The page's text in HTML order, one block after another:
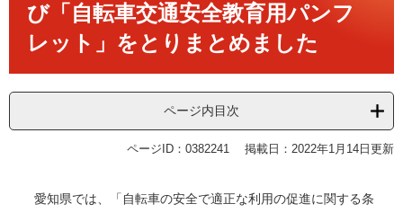
び「自転車交通安全教育用パンフ
レット」をとりまとめました
ページ内目次
ページID：0382241 掲載日：2022年1月14日更新
愛知県では、「自転車の安全で適正な利用の促進に関する条